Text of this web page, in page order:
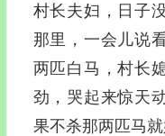
村长夫妇，日子
那里，一会儿说
两匹白马，村长
劲，哭起来惊天
果不杀那两匹马